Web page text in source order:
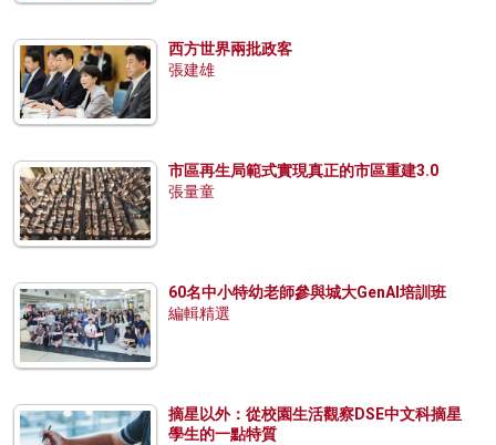
西方世界兩批政客
張建雄
市區再生局範式實現真正的市區重建3.0
張量童
60名中小特幼老師參與城大GenAI培訓班
編輯精選
摘星以外：從校園生活觀察DSE中文科摘星
學生的一點特質